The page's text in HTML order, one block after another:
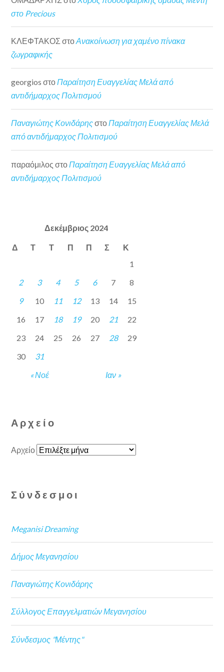
στο Precious
ΚΛΕΦΤΑΚΟΣ στοΑνακοίνωση για χαμένο πίνακα
ζωγραφικής
georgios στοΠαραίτηση Ευαγγελίας Μελά από
αντιδήμαρχος Πολιτισμού
Παναγιώτης ΚονιδάρηςστοΠαραίτηση Ευαγγελίας Μελά
από αντιδήμαρχος Πολιτισμού
παραόμιλος στο Παραίτηση Ευαγγελίας Μελά από
αντιδήμαρχος Πολιτισμού
Δεκέμβριος 2024
Δ Τ Τ Π Π Σ Κ
« Νοέ Ιαν »
1
2
3 4 5 6 7
8
9
10 11 12 13 14
15
16
17 18 19 20 21
22
23
24 25 26 27 28
29
30
31
Αρχείο
Αρχείο
Σύνδεσμοι
Meganisi Dreaming
Δήμος Μεγανησίου
Παναγιώτης Κονιδάρης
Σύλλογος Επαγγελματιών Μεγανησίου
Σύνδεσμος "Μέντης"